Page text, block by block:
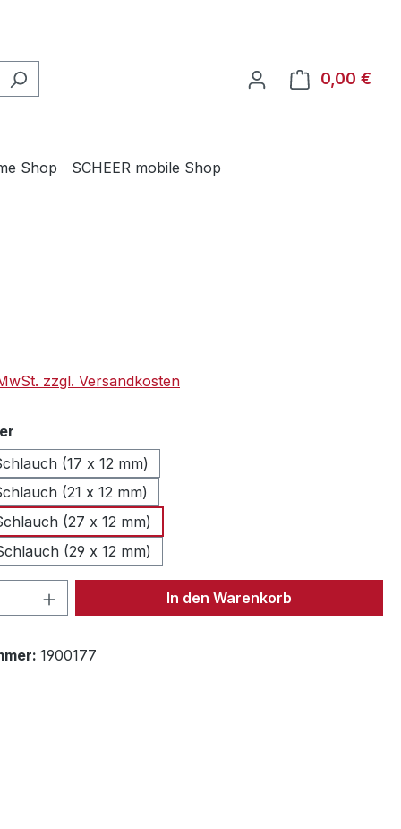
0,00 €
Shop SCHEER mobile Shop
zzgl. Versandkosten
(17 x 12 mm)
(21 x 12 mm)
(27 x 12 mm)
(29 x 12 mm)
Anzahl: Gib den gewünschten Wert
In den Warenkorb
1900177